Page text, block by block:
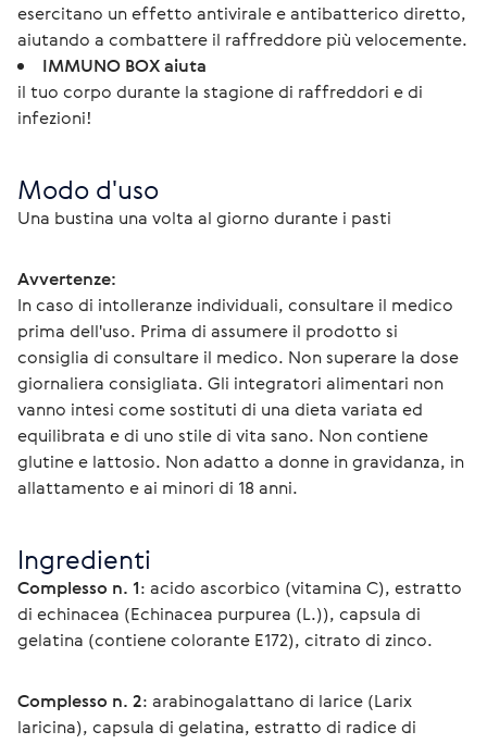
esercitano un effetto antivirale e antibatterico diretto,
aiutando a combattere il raffreddore più velocemente.
IMMUNO BOX aiuta
il tuo corpo durante la stagione di raffreddori e di
infezioni!
Modo d'uso
Una bustina una volta al giorno durante i pasti
Avvertenze:
In caso di intolleranze individuali, consultare il medico
prima dell'uso. Prima di assumere il prodotto si
consiglia di consultare il medico. Non superare la dose
giornaliera consigliata. Gli integratori alimentari non
vanno intesi come sostituti di una dieta variata ed
equilibrata e di uno stile di vita sano. Non contiene
glutine e lattosio. Non adatto a donne in gravidanza, in
allattamento e ai minori di 18 anni.
Ingredienti
Complesso n. 1: acido ascorbico (vitamina C), estratto
di echinacea (Echinacea purpurea (L.)), capsula di
gelatina (contiene colorante E172), citrato di zinco.
Complesso n. 2: arabinogalattano di larice (Larix
laricina), capsula di gelatina, estratto di radice di